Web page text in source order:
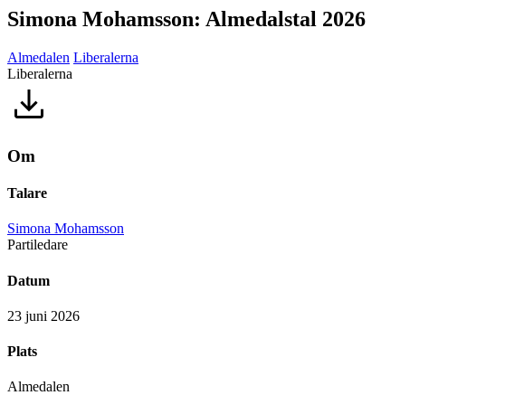
Simona Mohamsson: Almedalstal 2026
Almedalen Liberalerna
Liberalerna
Om
Talare
Simona Mohamsson
Partiledare
Datum
23 juni 2026
Plats
Almedalen